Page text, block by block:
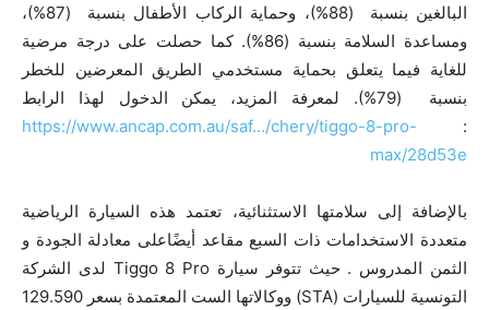
البالغين بنسبة (88%)، وحماية الركاب الأطفال بنسبة (87%)،
ومساعدة السلامة بنسبة (86%). كما حصلت على درجة مرضية
للغاية فيما يتعلق بحماية مستخدمي الطريق المعرضين للخطر
بنسبة (79%). لمعرفة المزيد، يمكن الدخول لهذا الرابط
:
https://www.ancap.com.au/saf…/chery/tiggo-8-pro-
max/28d53e
بالإضافة إلى سلامتها الاستثنائية، تعتمد هذه السيارة الرياضية
متعددة الاستخدامات ذات السبع مقاعد أيضًاعلى معادلة الجودة و
الثمن المدروس . حيث تتوفر سيارة Tiggo 8 Pro لدى الشركة
التونسية للسيارات (STA) ووكالاتها الست المعتمدة بسعر 129.590